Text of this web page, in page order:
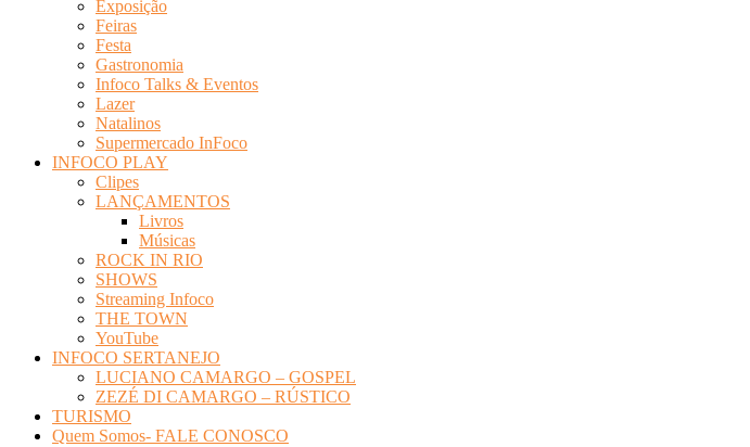
Exposição
Feiras
Festa
Gastronomia
Infoco Talks & Eventos
Lazer
Natalinos
Supermercado InFoco
INFOCO PLAY
Clipes
LANÇAMENTOS
Livros
Músicas
ROCK IN RIO
SHOWS
Streaming Infoco
THE TOWN
YouTube
INFOCO SERTANEJO
LUCIANO CAMARGO – GOSPEL
ZEZÉ DI CAMARGO – RÚSTICO
TURISMO
Quem Somos- FALE CONOSCO